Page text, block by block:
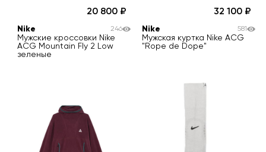
20 800
Nike
Мужские кроссовки Nike
ACG Mountain Fly 2 Low
зеленые
246
32 100
Nike
Мужская куртка Nike ACG
"Rope de Dope"
581